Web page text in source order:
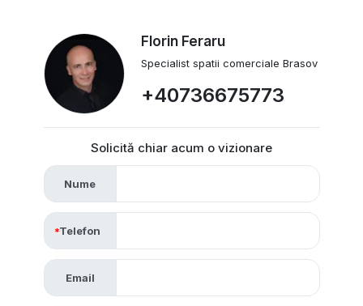
Florin Feraru
Specialist spatii comerciale Brasov
+40736675773
Solicită chiar acum o vizionare
Nume
Telefon
Email